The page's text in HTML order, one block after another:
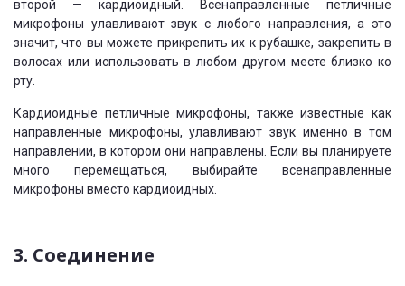
второй — кардиоидный. Всенаправленные петличные
микрофоны улавливают звук с любого направления, а это
значит, что вы можете прикрепить их к рубашке, закрепить в
волосах или использовать в любом другом месте близко ко
рту.
Кардиоидные петличные микрофоны, также известные как
направленные микрофоны, улавливают звук именно в том
направлении, в котором они направлены. Если вы планируете
много перемещаться, выбирайте всенаправленные
микрофоны вместо кардиоидных.
3. Соединение